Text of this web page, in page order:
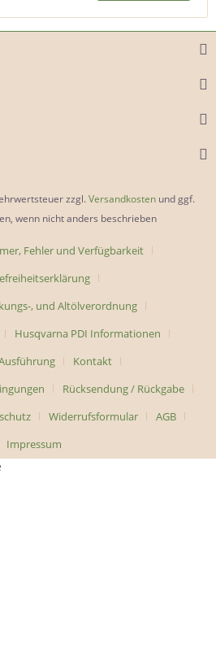
zzgl.Versandkosten und ggf.
wenn nicht anders beschrieben
Fehler und Verfügbarkeit
, und Altölverordnung
Husqvarna PDI Informationen
Kontakt
Rücksendung / Rückgabe
Widerrufsformular
AGB
Impressum